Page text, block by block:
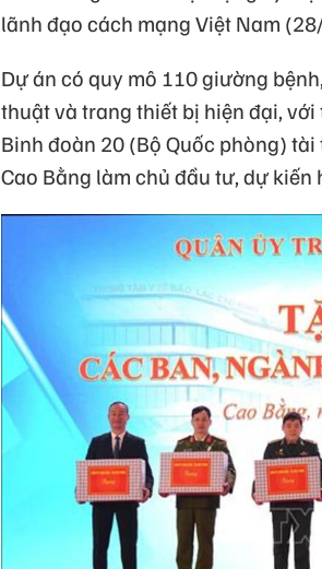
lãnh đạo cách mạng Việt Nam
Dự án có quy mô 110 giường
thuật và trang thiết bị hiện đại,
Binh đoàn 20 (Bộ Quốc phòng)
Cao Bằng làm chủ đầu tư, dự